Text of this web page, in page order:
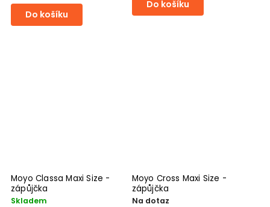
Do košíku
Do košíku
Moyo Classa Maxi Size -
zápůjčka
Skladem
Moyo Cross Maxi Size -
zápůjčka
Na dotaz